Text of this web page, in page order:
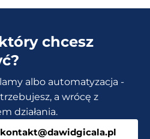
chcesz
albo automatyzacja -
a wrócę z
działania.
kontakt@dawidgicala.pl